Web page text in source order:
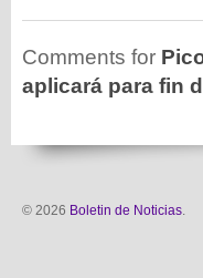
Comments for
aplicará para fin
© 2026 Boletin de Noticias.